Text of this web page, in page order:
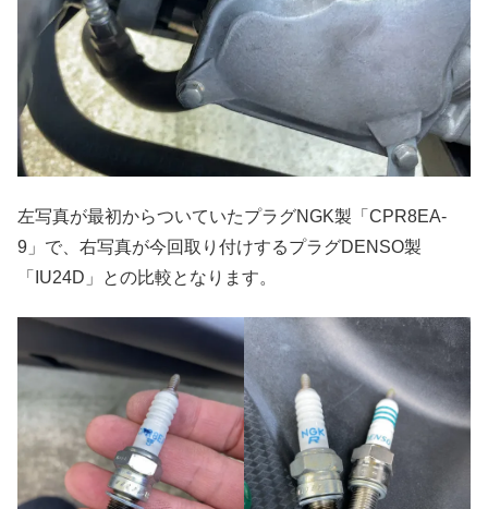
左写真が最初からついていたプラグNGK製「CPR8EA-
9」で、右写真が今回取り付けするプラグDENSO製
「IU24D」との比較となります。